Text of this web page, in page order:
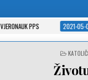
2021-05-02
POSTED